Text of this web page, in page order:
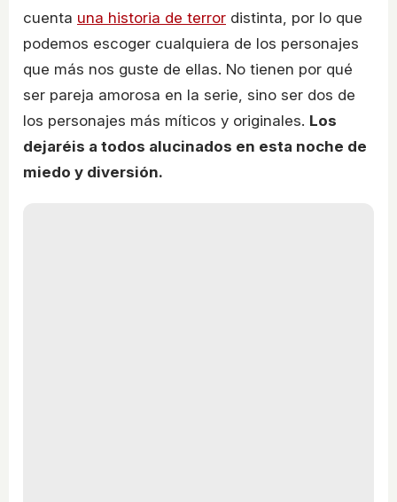
cuenta una historia de terror distinta, por lo que
podemos escoger cualquiera de los personajes
que más nos guste de ellas. No tienen por qué
ser pareja amorosa en la serie, sino ser dos de
los personajes más míticos y originales. Los
dejaréis a todos alucinados en esta noche de
miedo y diversión.